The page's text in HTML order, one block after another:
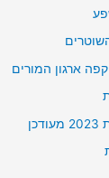
ארגון המורים